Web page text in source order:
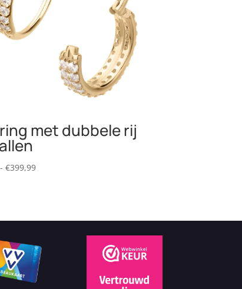
met dubbele rij
- €399,99Prijsklasse: